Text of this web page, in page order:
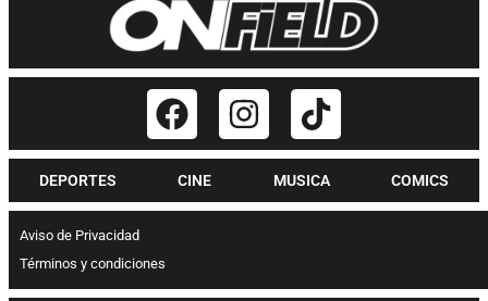
DEPORTES CINE MUSICA COMICS
Aviso de Privacidad
Términos y condiciones